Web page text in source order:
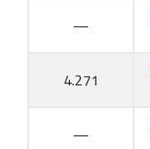
—
4.271
—